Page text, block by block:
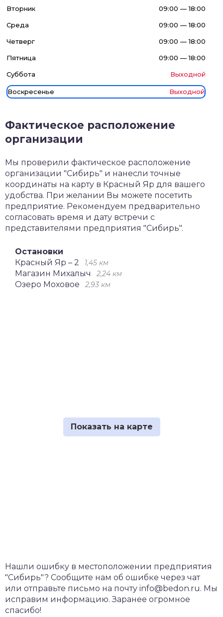
Вторник 09:00 — 18:00
Среда 09:00 — 18:00
Четверг 09:00 — 18:00
Пятница 09:00 — 18:00
Суббота Выходной
Воскресенье Выходной
Фактическое расположение
организации
Мы проверили фактическое расположение
организации "Сибирь" и нанесли точные
координаты на карту в Красный Яр для вашего
удобства. При желании Вы можете посетить
предприятие. Рекомендуем предварительно
согласовать время и дату встречи с
представителями предприятия "Сибирь".
Остановки
Красный Яр – 2
1,45 км
Магазин Михалыч 2,24 км
Озеро Моховое 2,93 км
Нашли ошибку в местоположении предприятия
"Сибирь"? Сообщите нам об ошибке через чат
или отправьте письмо на почту info@bedon.ru. Мы
исправим информацию. Заранее огромное
спасибо!